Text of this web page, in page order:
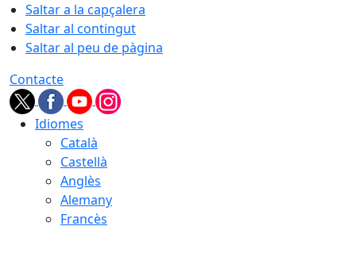
Saltar a la capçalera
Saltar al contingut
Saltar al peu de pàgina
Contacte
Idiomes
Català
Castellà
Anglès
Alemany
Francès